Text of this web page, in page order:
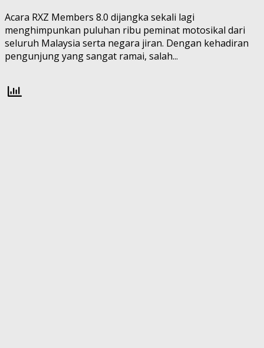
Acara RXZ Members 8.0 dijangka sekali lagi
menghimpunkan puluhan ribu peminat motosikal dari
seluruh Malaysia serta negara jiran. Dengan kehadiran
pengunjung yang sangat ramai, salah...